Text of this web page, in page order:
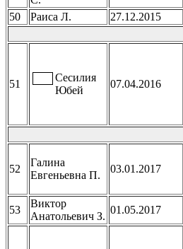
50 Раиса Л. 27.12.2015
51
Сесилия
Юбей
07.04.2016
52
Галина
Евгеньевна П.
03.01.2017
53
Виктор
Анатольевич З.
01.05.2017